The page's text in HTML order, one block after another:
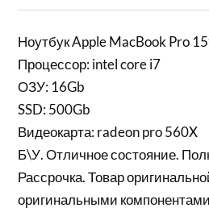
Ноутбук Apple MacBook Pro
Процессор: intel core i7
ОЗУ: 16Gb
SSD: 500Gb
Видеокарта: radeon pro 560X
Б\У. Отличное состояние.
Рассрочка. Товар
оригинальными